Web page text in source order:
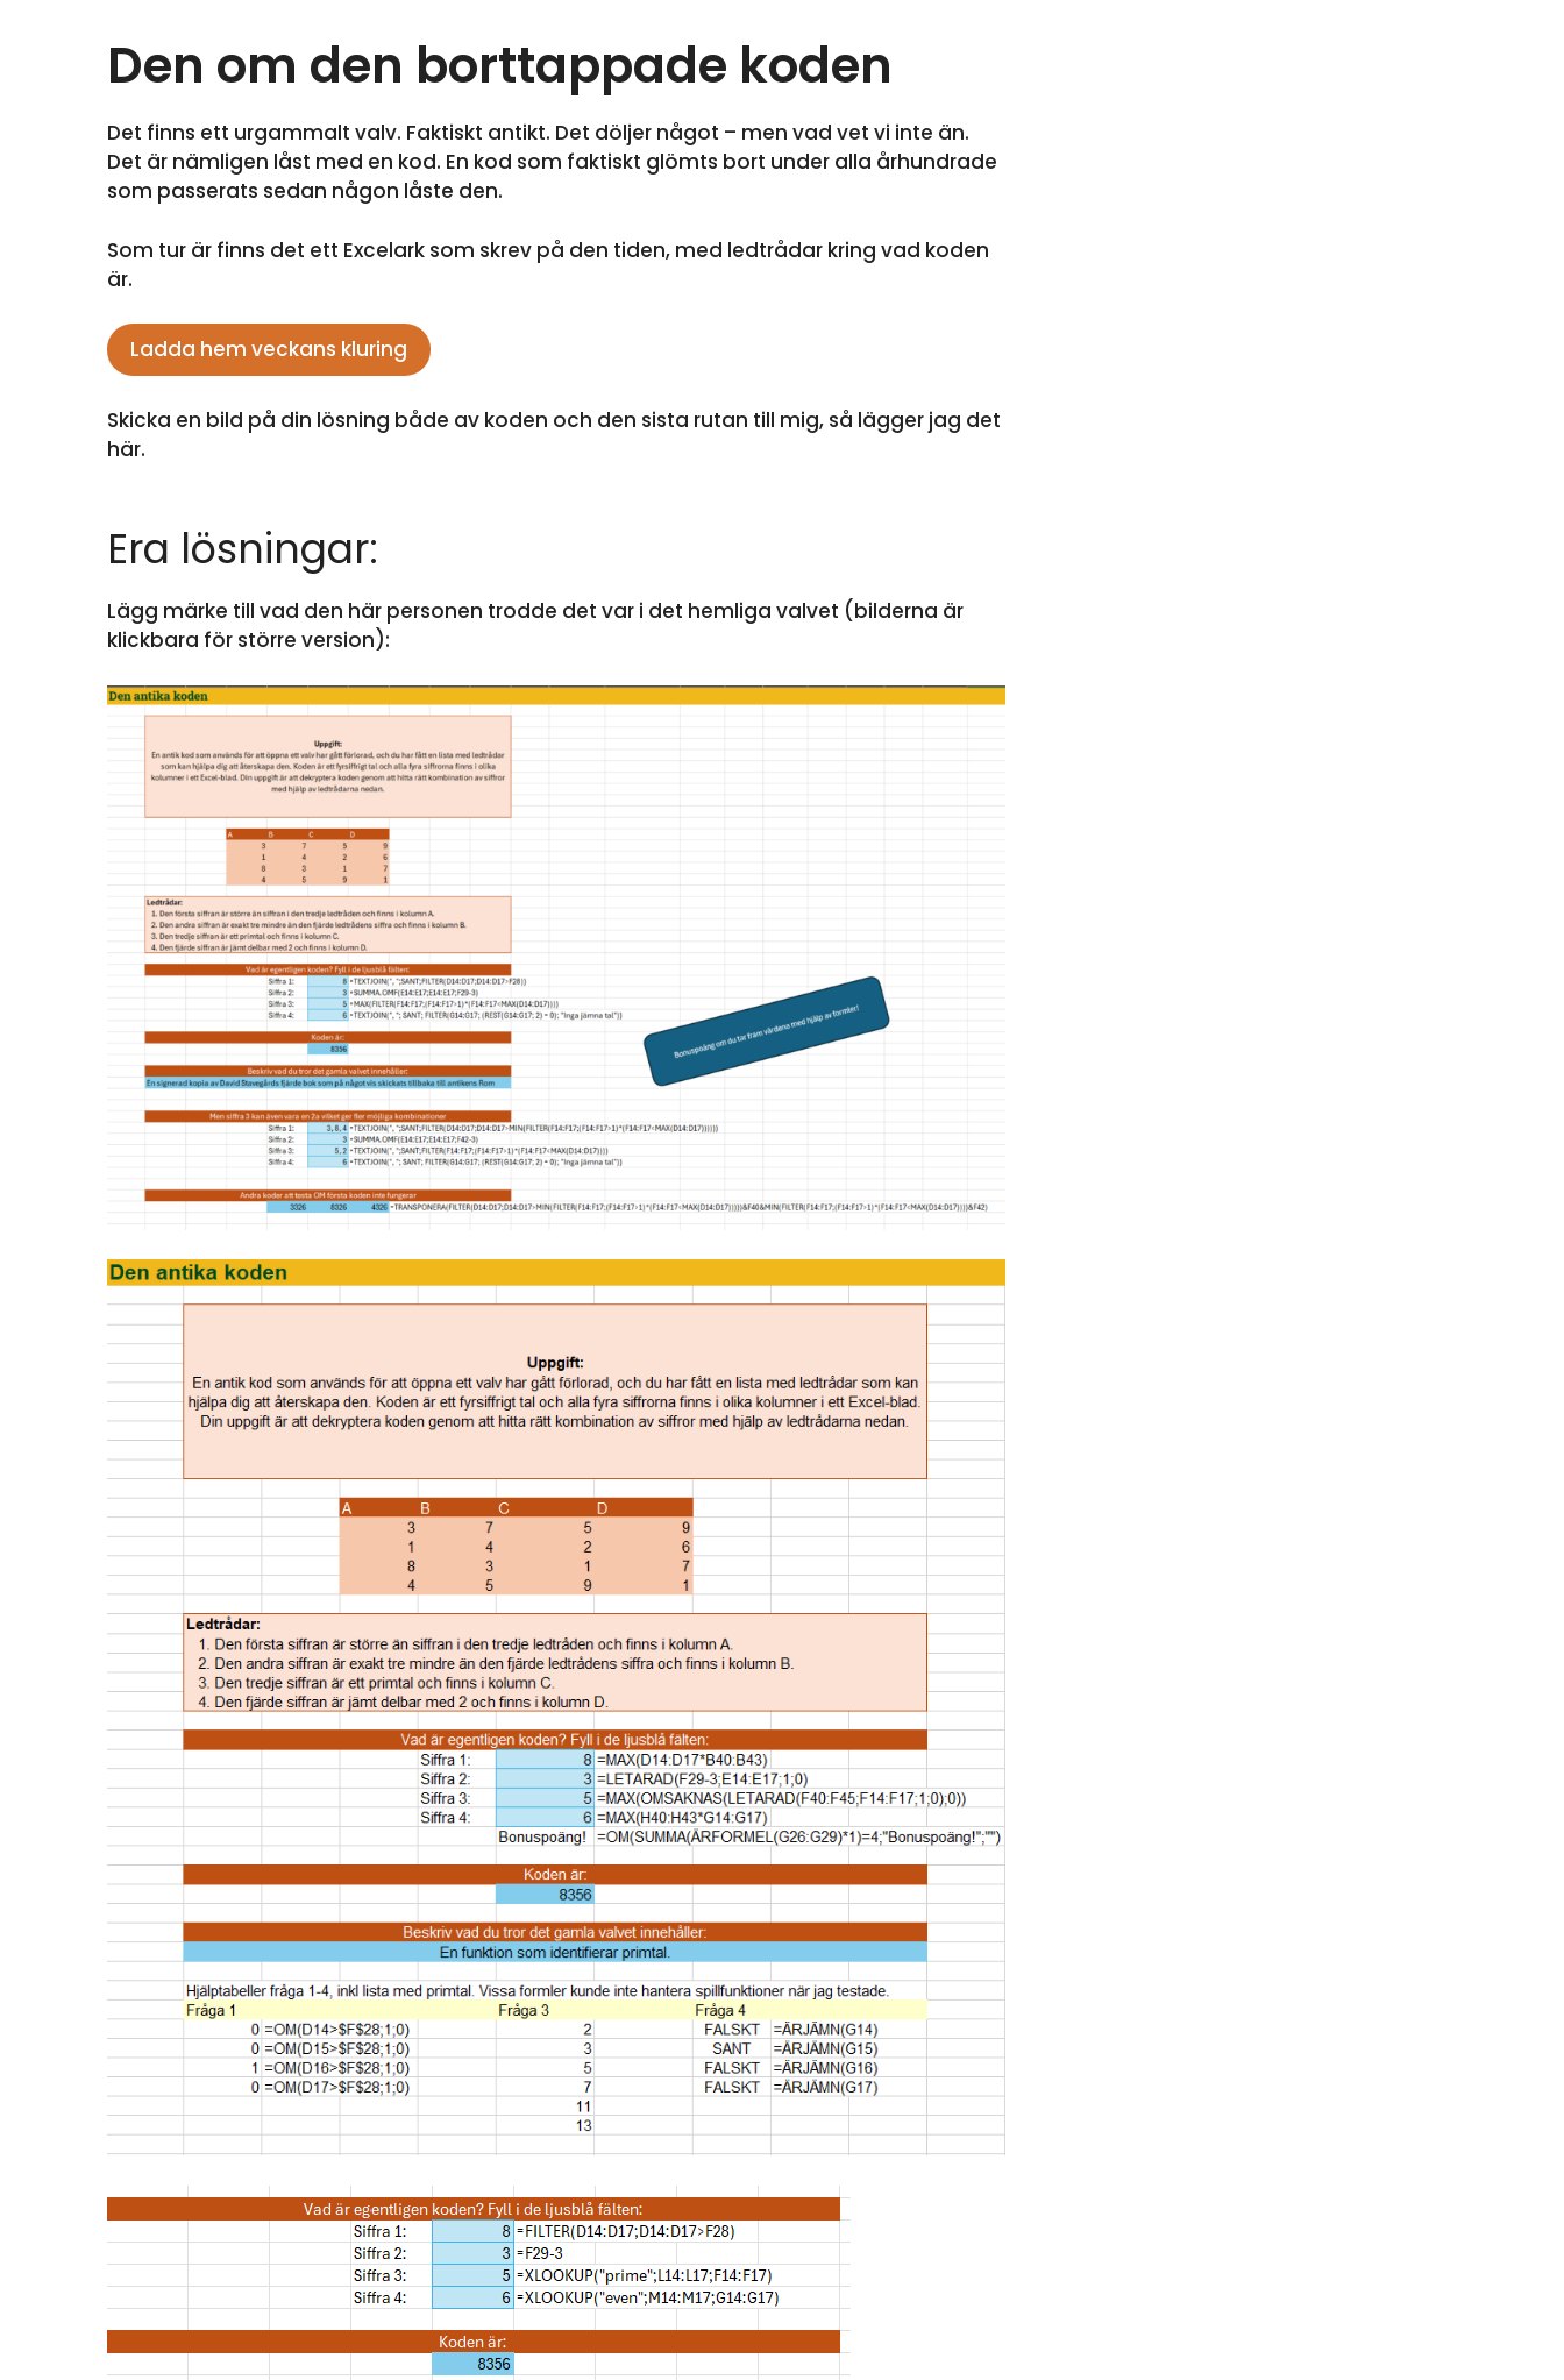
Den om den borttappade koden
Det finns ett urgammalt valv. Faktiskt antikt. Det döljer något – men vad vet vi inte än.
Det är nämligen låst med en kod. En kod som faktiskt glömts bort under alla århundrade
som passerats sedan någon låste den.
Som tur är finns det ett Excelark som skrev på den tiden, med ledtrådar kring vad koden
är.
Ladda hem veckans kluring
Skicka en bild på din lösning både av koden och den sista rutan till mig, så lägger jag det
här.
Era lösningar:
Lägg märke till vad den här personen trodde det var i det hemliga valvet (bilderna är
klickbara för större version):